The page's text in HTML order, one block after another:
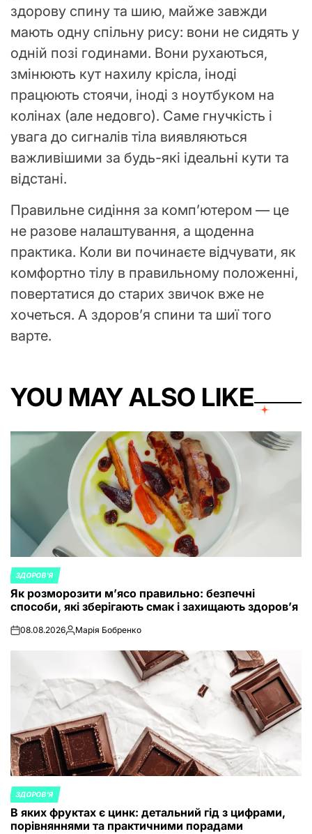
здорову спину та шию, майже завжди
мають одну спільну рису: вони не сидять у
одній позі годинами. Вони рухаються,
змінюють кут нахилу крісла, іноді
працюють стоячи, іноді з ноутбуком на
колінах (але недовго). Саме гнучкість і
увага до сигналів тіла виявляються
важливішими за будь-які ідеальні кути та
відстані.
Правильне сидіння за комп’ютером — це
не разове налаштування, а щоденна
практика. Коли ви починаєте відчувати, як
комфортно тілу в правильному положенні,
повертатися до старих звичок вже не
хочеться. А здоров’я спини та шиї того
варте.
YOU MAY ALSO LIKE
POSTED
IN
ЗДОРОВ'Я
Як розморозити м’ясо правильно: безпечні
способи, які зберігають смак і захищають здоров’я
on08.08.2026Posted
Марія Бобренко
POSTED
IN
ЗДОРОВ'Я
В яких фруктах є цинк: детальний гід з цифрами,
порівняннями та практичними порадами